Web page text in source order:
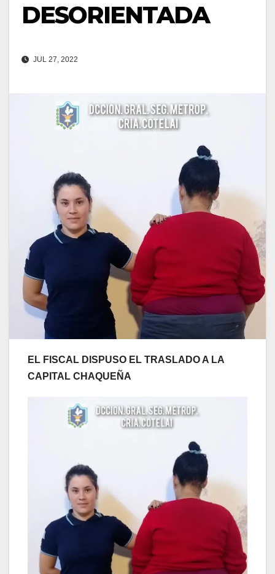
DESORIENTADA
JUL 27, 2022
EL FISCAL DISPUSO EL TRASLADO A LA
CAPITAL CHAQUEÑA